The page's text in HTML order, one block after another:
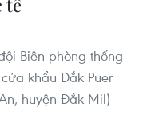
tế
Biên phòng thống
khẩu Đắk Puer
huyện Đắk Mil)